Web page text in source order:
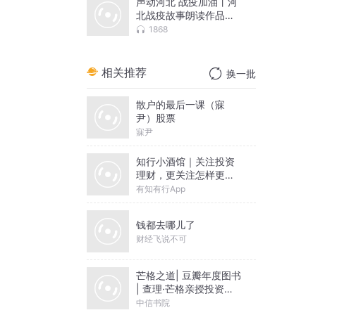
北战疫故事朗读作品展
播 1868
相关推荐 换一批
散户的最后一课（寐
尹）股票
寐尹
知行小酒馆｜关注投资
理财，更关注怎样更好
地生活
有知有行App
钱都去哪儿了
财经飞说不可
芒格之道| 豆瓣年度图书
| 查理·芒格亲授投资和
智慧集锦| 穷查理宝典
中信书院